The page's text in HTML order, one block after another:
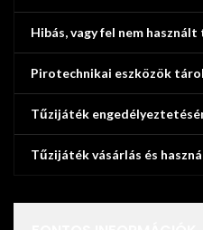
Hibás, vagy fel nem
Pirotechnikai eszközök
Tűzijáték
Tűzijáték vásárlás és